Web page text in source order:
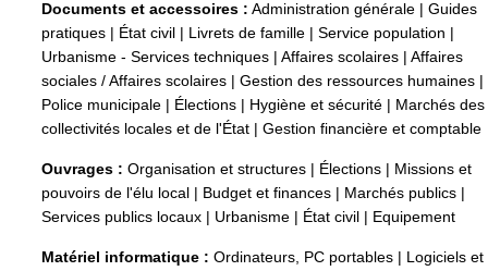
Documents et accessoires : Administration générale
Guides
pratiques
État civil Livrets de famille Service population
Urbanisme - Services techniques
Affaires scolaires
Affaires
sociales / Affaires scolaires
Gestion des ressources humaines
Police municipale
Élections Hygiène et sécurité
Marchés des
collectivités locales et de l'État
Gestion financière et comptable
Ouvrages : Organisation et structures Élections
Missions et
pouvoirs de l'élu local
Budget et finances Marchés publics
Services publics locaux
Urbanisme État civil Equipement
Matériel informatique : Ordinateurs, PC portables
Logiciels et